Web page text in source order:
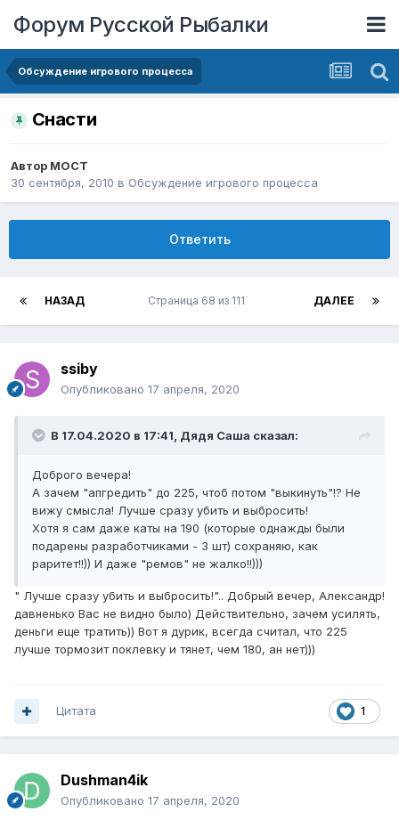
Форум Русской Рыбалки
Обсуждение игрового процесса
Снасти
Автор MOCT
30 сентября, 2010 в Обсуждение игрового процесса
Ответить
НАЗАД ДАЛЕЕ
Страница 68 из 111
ssiby
Опубликовано 17 апреля, 2020
В 17.04.2020 в 17:41, Дядя Саша сказал:
Доброго вечера!
А зачем "апгредить" до 225, чтоб потом "выкинуть"!? Не
вижу смысла! Лучше сразу убить и выбросить!
Хотя я сам даже каты на 190 (которые однажды были
подарены разработчиками - 3 шт) сохраняю, как
раритет!!)) И даже "ремов" не жалко!!)))
" Лучше сразу убить и выбросить!".. Добрый вечер, Александр!
давненько Вас не видно было) Действительно, зачем усилять,
деньги еще тратить)) Вот я дурик, всегда считал, что 225
лучше тормозит поклевку и тянет, чем 180, ан нет)))
1
Цитата
Dushman4ik
Опубликовано 17 апреля, 2020